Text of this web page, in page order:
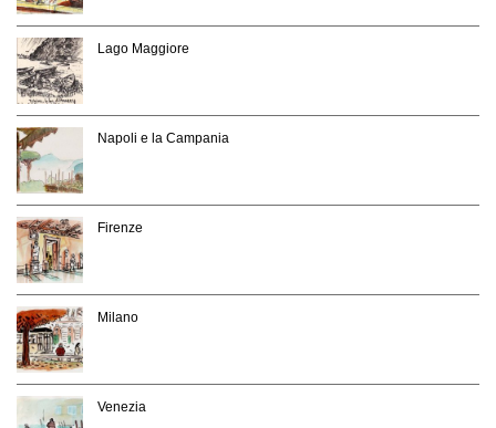
Lago Maggiore
Napoli e la Campania
Firenze
Milano
Venezia